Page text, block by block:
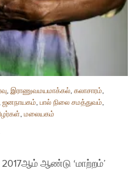
, இராணுவமயமாக்கல், கலாசாரம்,
ஜனநாயகம், பால் நிலை சமத்துவம்,
, மலையகம்
2017ஆம் ஆண்டு ‘மாற்றம்’